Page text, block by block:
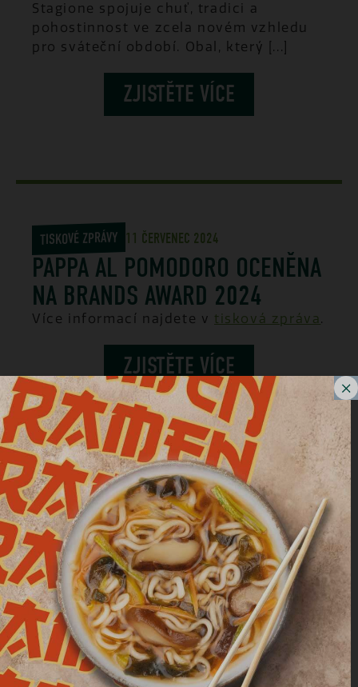
Stagione spojuje chuť, tradici a
pohostinnost ve zcela novém vzhledu
pro sváteční období. Obal, který [...]
ZJISTĚTE VÍCE
TISKOVÉ ZPRÁVY 11 ČERVENEC 2024
PAPPA AL POMODORO OCENĚNA
NA BRANDS AWARD 2024
Více informací najdete v tisková zpráva .
ZJISTĚTE VÍCE
TISKOVÉ ZPRÁVY 16 DUBEN 2024
SPOUSTA CHUTNÝCH NOVINEK V
LEDNICI BONTÀ DI STAGIONE
Více informací najdete vtisková zpráva
ZJISTĚTE VÍCE